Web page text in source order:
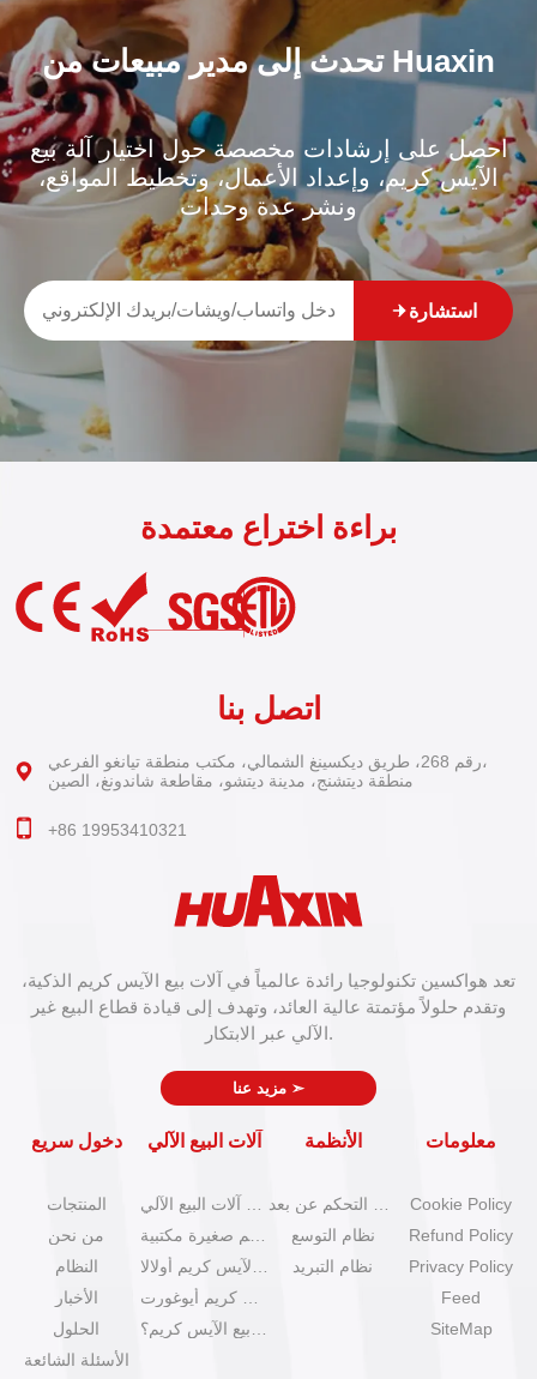
تحدث إلى مدير مبيعات من Huaxin
احصل على إرشادات مخصصة حول اختيار آلة بيع
الآيس كريم، وإعداد الأعمال، وتخطيط المواقع،
ونشر عدة وحدات
استشارة
تعد هواكسين تكنولوجيا رائدة عالمياً في آلات بيع الآيس كريم الذكية،
وتقدم حلولاً مؤتمتة عالية العائد، وتهدف إلى قيادة قطاع البيع غير
الآلي عبر الابتكار.
➣
دخول سريع
المنتجات
من نحن
النظام
الأخبار
الحلول
الأسئلة الشائعة
آلات البيع الآلي الأنظمة
نظام التوسع
نظام التبريد
معلومات
Cookie Policy
Refund Policy
Privacy Policy
Feed
SiteMap
براءة اختراع معتمدة
اتصل بنا
رقم 268، طريق ديكسينغ الشمالي، مكتب منطقة تيانغو الفرعي،
منطقة ديتشنج، مدينة ديتشو، مقاطعة شاندونغ، الصين
+86 19953410321